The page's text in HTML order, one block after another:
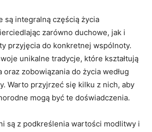
są integralną częścią życia
zarówno duchowe, jak i
przyjęcia do konkretnej wspólnoty.
unikalne tradycje, które kształtują
zobowiązania do życia według
Warto przyjrzeć się kilku z nich, aby
mogą być te doświadczenia.
są z podkreślenia wartości modlitwy i